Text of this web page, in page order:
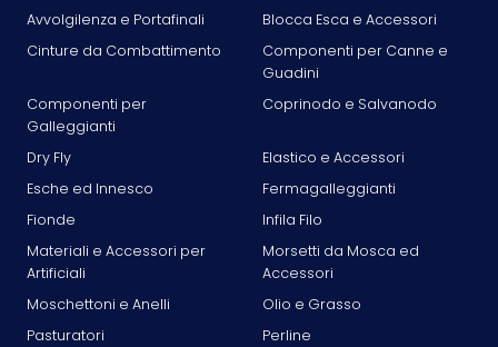
Avvolgilenza e Portafinali
Blocca Esca e Accessori
Cinture da Combattimento
Componenti per Canne e
Guadini
Componenti per
Galleggianti
Coprinodo e Salvanodo
Dry Fly
Elastico e Accessori
Esche ed Innesco
Fermagalleggianti
Fionde
Infila Filo
Materiali e Accessori per
Artificiali
Morsetti da Mosca ed
Accessori
Moschettoni e Anelli
Olio e Grasso
Pasturatori
Perline